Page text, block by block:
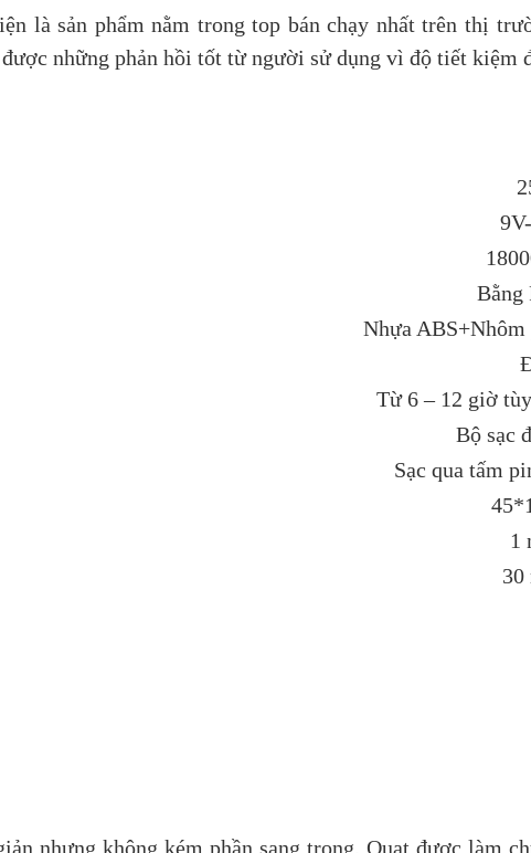
là sản phẩm nằm trong top bán chạy nhất trên thị
những phản hồi tốt từ người sử dụng vì độ tiết kiệm
Bằng
Nhựa
Từ 6 – 12 giờ
Bộ sạc
Sạc qua tấm
1
30
nhưng không kém phần sang trọng. Quạt được làm